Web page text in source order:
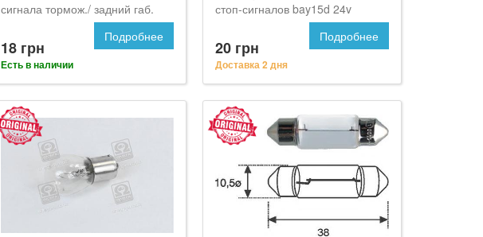
сигнала тормож./ задний габ.
огонь на Форд Маверик
18 грн
Есть в наличии
Подробнее
стоп-сигналов bay15d 24v
p21/5w <tempest> на FORD
Maverick
20 грн
Доставка 2 дня
Подробнее